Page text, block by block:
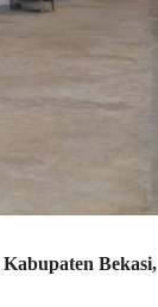
Kabupaten Bekasi,